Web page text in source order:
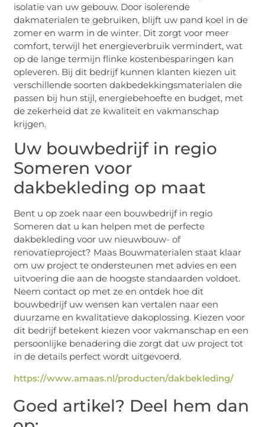
isolatie van uw gebouw. Door isolerende
dakmaterialen te gebruiken, blijft uw pand koel in de
zomer en warm in de winter. Dit zorgt voor meer
comfort, terwijl het energieverbruik vermindert, wat
op de lange termijn flinke kostenbesparingen kan
opleveren. Bij dit bedrijf kunnen klanten kiezen uit
verschillende soorten dakbedekkingsmaterialen die
passen bij hun stijl, energiebehoefte en budget, met
de zekerheid dat ze kwaliteit en vakmanschap
krijgen.
Uw bouwbedrijf in regio
Someren voor
dakbekleding op maat
Bent u op zoek naar een bouwbedrijf in regio
Someren dat u kan helpen met de perfecte
dakbekleding voor uw nieuwbouw- of
renovatieproject? Maas Bouwmaterialen staat klaar
om uw project te ondersteunen met advies en een
uitvoering die aan de hoogste standaarden voldoet.
Neem contact op met ze en ontdek hoe dit
bouwbedrijf uw wensen kan vertalen naar een
duurzame en kwalitatieve dakoplossing. Kiezen voor
dit bedrijf betekent kiezen voor vakmanschap en een
persoonlijke benadering die zorgt dat uw project tot
in de details perfect wordt uitgevoerd.
https://www.amaas.nl/producten/dakbekleding/
Goed artikel? Deel hem dan